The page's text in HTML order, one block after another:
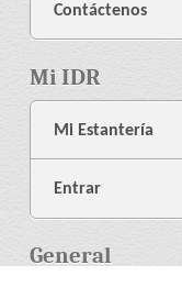
Contáctenos
Mi IDR
Mi Estantería
Entrar
General